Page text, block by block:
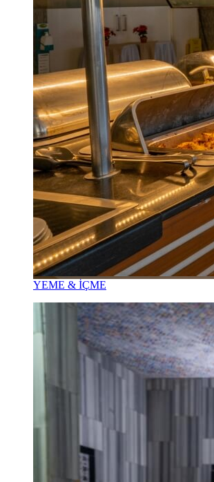
YEME & İÇME